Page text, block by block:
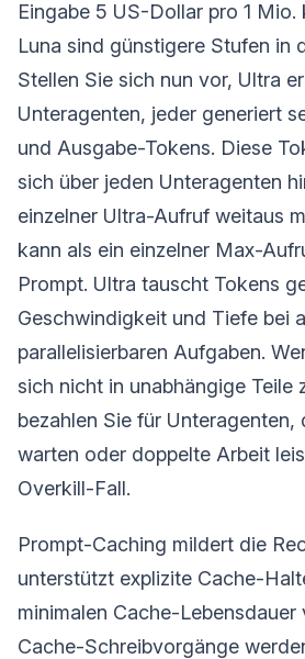
Eingabe 5 US-Dollar pro 1
Luna sind günstigere Stufen in
Stellen Sie sich nun vor, Ultra
Unteragenten, jeder generiert
und Ausgabe-Tokens. Diese
sich über jeden Unteragenten
einzelner Ultra-Aufruf weitaus
kann als ein einzelner Max-
Prompt. Ultra tauscht Tokens
Geschwindigkeit und Tiefe bei
parallelisierbaren Aufgaben.
sich nicht in unabhängige Teile
bezahlen Sie für Unteragenten,
warten oder doppelte Arbeit
Overkill-Fall.
Prompt-Caching mildert die
unterstützt explizite Cache-
minimalen Cache-
Cache-Schreibvorgänge